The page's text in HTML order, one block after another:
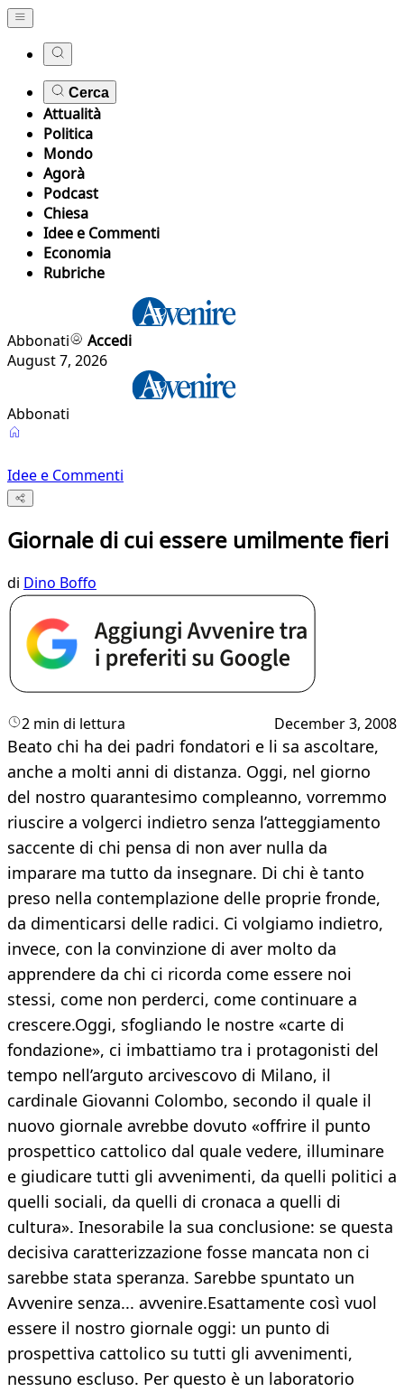
Cerca
Attualità
Politica
Mondo
Agorà
Podcast
Chiesa
Idee e Commenti
Economia
Rubriche
Abbonati
Accedi
August 7, 2026
Abbonati
Idee e Commenti
Giornale di cui essere umilmente fieri
di Dino Boffo
2 min di lettura December 3, 2008
Beato chi ha dei padri fondatori e li sa ascoltare,
anche a molti anni di distanza. Oggi, nel giorno
del nostro quarantesimo compleanno, vorremmo
riuscire a volgerci indietro senza l’atteggiamento
saccente di chi pensa di non aver nulla da
imparare ma tutto da insegnare. Di chi è tanto
preso nella contemplazione delle proprie fronde,
da dimenticarsi delle radici. Ci volgiamo indietro,
invece, con la convinzione di aver molto da
apprendere da chi ci ricorda come essere noi
stessi, come non perderci, come continuare a
crescere.Oggi, sfogliando le nostre «carte di
fondazione», ci imbattiamo tra i protagonisti del
tempo nell’arguto arcivescovo di Milano, il
cardinale Giovanni Colombo, secondo il quale il
nuovo giornale avrebbe dovuto «offrire il punto
prospettico cattolico dal quale vedere, illuminare
e giudicare tutti gli avvenimenti, da quelli politici a
quelli sociali, da quelli di cronaca a quelli di
cultura». Inesorabile la sua conclusione: se questa
decisiva caratterizzazione fosse mancata non ci
sarebbe stata speranza. Sarebbe spuntato un
Avvenire senza... avvenire.Esattamente così vuol
essere il nostro giornale oggi: un punto di
prospettiva cattolico su tutti gli avvenimenti,
nessuno escluso. Per questo è un laboratorio